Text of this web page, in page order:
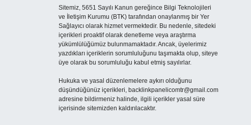
Sitemiz, 5651 Sayılı Kanun gereğince Bilgi Teknolojileri
ve İletişim Kurumu (BTK) tarafından onaylanmış bir Yer
Sağlayıcı olarak hizmet vermektedir. Bu nedenle, sitedeki
içerikleri proaktif olarak denetleme veya araştırma
yükümlülüğümüz bulunmamaktadır. Ancak, üyelerimiz
yazdıkları içeriklerin sorumluluğunu taşımakta olup, siteye
üye olarak bu sorumluluğu kabul etmiş sayılırlar.
Hukuka ve yasal düzenlemelere aykırı olduğunu
düşündüğünüz içerikleri, backlinkpanelicomtr@gmail.com
adresine bildirmeniz halinde, ilgili içerikler yasal süre
içerisinde sitemizden kaldırılacaktır.